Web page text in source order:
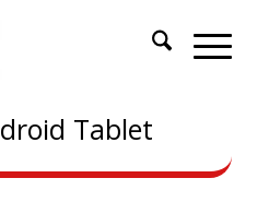
Tablet